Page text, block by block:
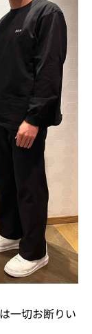
一切お断りい